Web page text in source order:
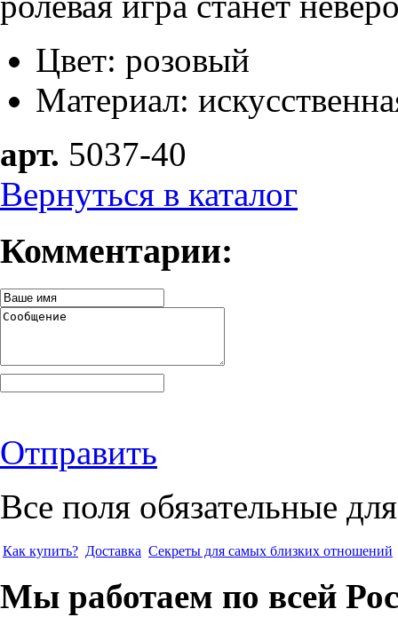
Цвет: розовый
Материал:
арт. 5037-40
Вернуться в каталог
Комментарии:
Отправить
Все поля обязательные
Как купить? Доставка Секреты для самых близких отношений
Мы работаем по всей